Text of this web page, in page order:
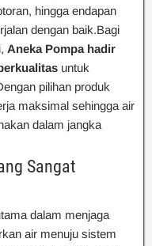
hingga endapan
dengan baik.Bagi
Aneka Pompa hadir
untuk
pilihan produk
maksimal sehingga air
dalam jangka
Sangat
dalam menjaga
air menuju sistem